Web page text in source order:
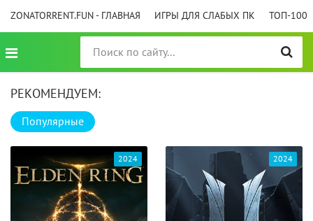
ZONATORRENT.FUN - ГЛАВНАЯ ИГРЫ ДЛЯ СЛАБЫХ ПК ТОП-100
РЕКОМЕНДУЕМ:
Популярные
2024 2024